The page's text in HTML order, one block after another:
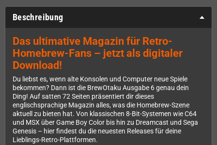
Beschreibung
Das ultimative Magazin für Retro-
Homebrew-Fans – jetzt als digitaler
Download!
Du liebst es, wenn alte Konsolen und Computer neue Spiele
bekommen? Dann ist die BrewOtaku Ausgabe 6 genau dein
Ding! Auf satten 72 Seiten präsentiert dir dieses
englischsprachige Magazin alles, was die Homebrew-Szene
aktuell zu bieten hat. Von klassischen 8-Bit-Systemen wie C64
und MSX über Game Boy Color bis hin zu Dreamcast und Sega
Genesis – hier findest du die neuesten Releases für deine
Lieblings-Retro-Plattformen.